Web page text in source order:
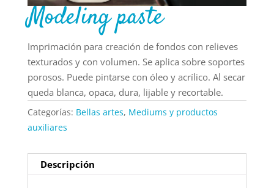
Modeling paste
Imprimación para creación de fondos con relieves
texturados y con volumen. Se aplica sobre soportes
porosos. Puede pintarse con óleo y acrílico. Al secar
queda blanca, opaca, dura, lijable y recortable.
Categorías: Bellas artes, Mediums y productos
auxiliares
Descripción